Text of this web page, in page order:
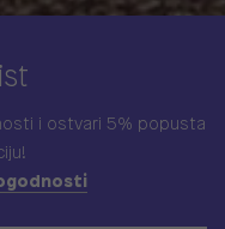
i ostvari 5% popusta